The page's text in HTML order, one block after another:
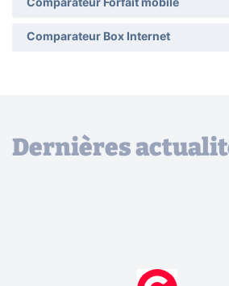
Comparateur Forfait mobile
Comparateur Box Internet
Dernières